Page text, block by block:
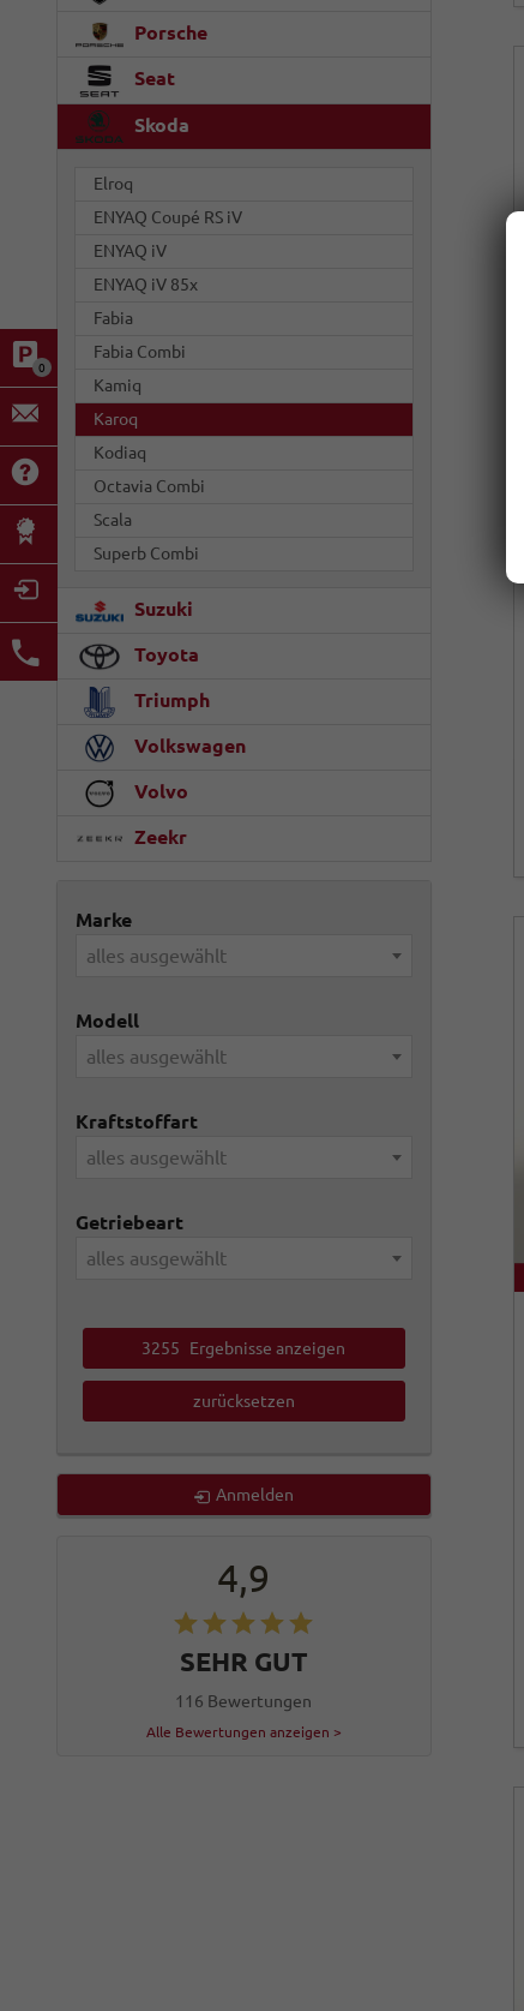
0
Porsche
Seat
Skoda
Elroq
ENYAQ Coupé RS iV
ENYAQ iV
ENYAQ iV 85x
Fabia
Fabia Combi
Kamiq
Karoq
Kodiaq
Octavia Combi
Scala
Superb Combi
Suzuki
Toyota
Triumph
Volkswagen
Volvo
Zeekr
Marke
alles ausgewählt
Modell
alles ausgewählt
Kraftstoffart
alles ausgewählt
Getriebeart
alles ausgewählt
3255 Ergebnisse anzeigen
zurücksetzen
Anmelden
4,9
SEHR GUT
116 Bewertungen
Alle Bewertungen anzeigen >